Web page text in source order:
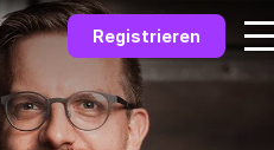
Registrieren